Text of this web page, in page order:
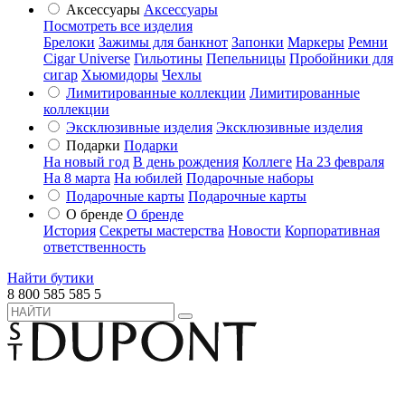
Аксессуары Аксессуары
Посмотреть все изделия
Брелоки Зажимы для банкнот Запонки Маркеры Ремни
Cigar Universe Гильотины Пепельницы Пробойники для
сигар Хьюмидоры Чехлы
Лимитированные коллекции Лимитированные
коллекции
Эксклюзивные изделия Эксклюзивные изделия
Подарки Подарки
На новый год В день рождения Коллеге На 23 февраля
На 8 марта На юбилей Подарочные наборы
Подарочные карты Подарочные карты
О бренде О бренде
История Секреты мастерства Новости Корпоративная
ответственность
Найти бутики
8 800 585 585 5